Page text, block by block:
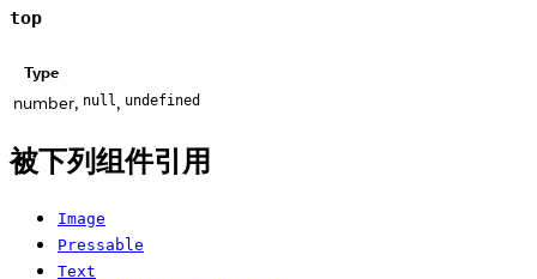
top
Type
number, null, undefined
被下列组件引用
Image
Pressable
Text